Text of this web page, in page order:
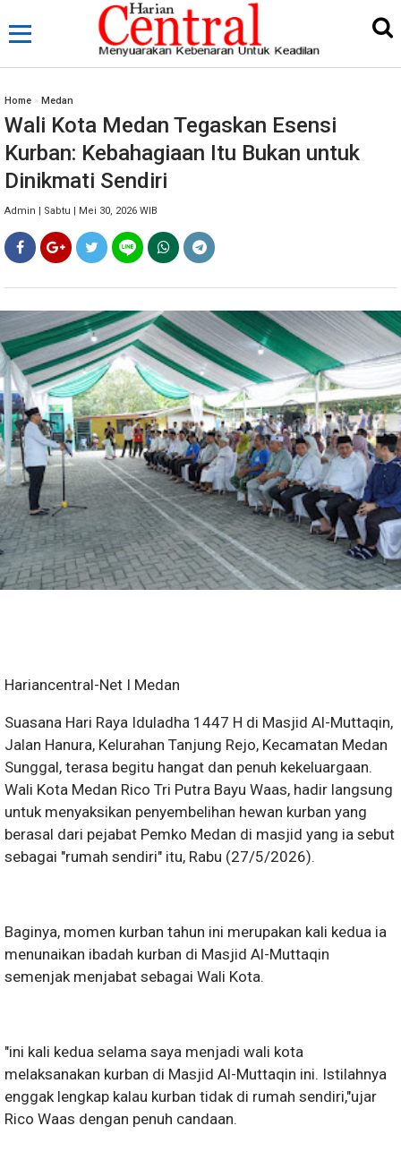
Home » Medan
Wali Kota Medan Tegaskan Esensi
Kurban: Kebahagiaan Itu Bukan untuk
Dinikmati Sendiri
Admin | Sabtu | Mei 30, 2026 WIB
Hariancentral-Net I Medan
Suasana Hari Raya Iduladha 1447 H di Masjid Al-Muttaqin,
Jalan Hanura, Kelurahan Tanjung Rejo, Kecamatan Medan
Sunggal, terasa begitu hangat dan penuh kekeluargaan.
Wali Kota Medan Rico Tri Putra Bayu Waas, hadir langsung
untuk menyaksikan penyembelihan hewan kurban yang
berasal dari pejabat Pemko Medan di masjid yang ia sebut
sebagai "rumah sendiri" itu, Rabu (27/5/2026).
Baginya, momen kurban tahun ini merupakan kali kedua ia
menunaikan ibadah kurban di Masjid Al-Muttaqin
semenjak menjabat sebagai Wali Kota.
"ini kali kedua selama saya menjadi wali kota
melaksanakan kurban di Masjid Al-Muttaqin ini. Istilahnya
enggak lengkap kalau kurban tidak di rumah sendiri,"ujar
Rico Waas dengan penuh candaan.